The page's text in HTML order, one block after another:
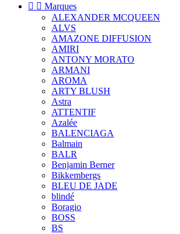
  Marques
ALEXANDER MCQUEEN
ALVS
AMAZONE DIFFUSION
AMIRI
ANTONY MORATO
ARMANI
AROMA
ARTY BLUSH
Astra
ATTENTIF
Azalée
BALENCIAGA
Balmain
BALR
Benjamin Berner
Bikkembergs
BLEU DE JADE
blindé
Boragio
BOSS
BS